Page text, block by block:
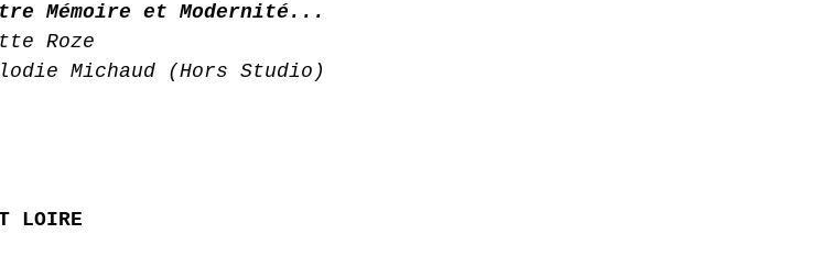
Mémoire et Modernité...
Roze
Michaud (Hors Studio)
LOIRE